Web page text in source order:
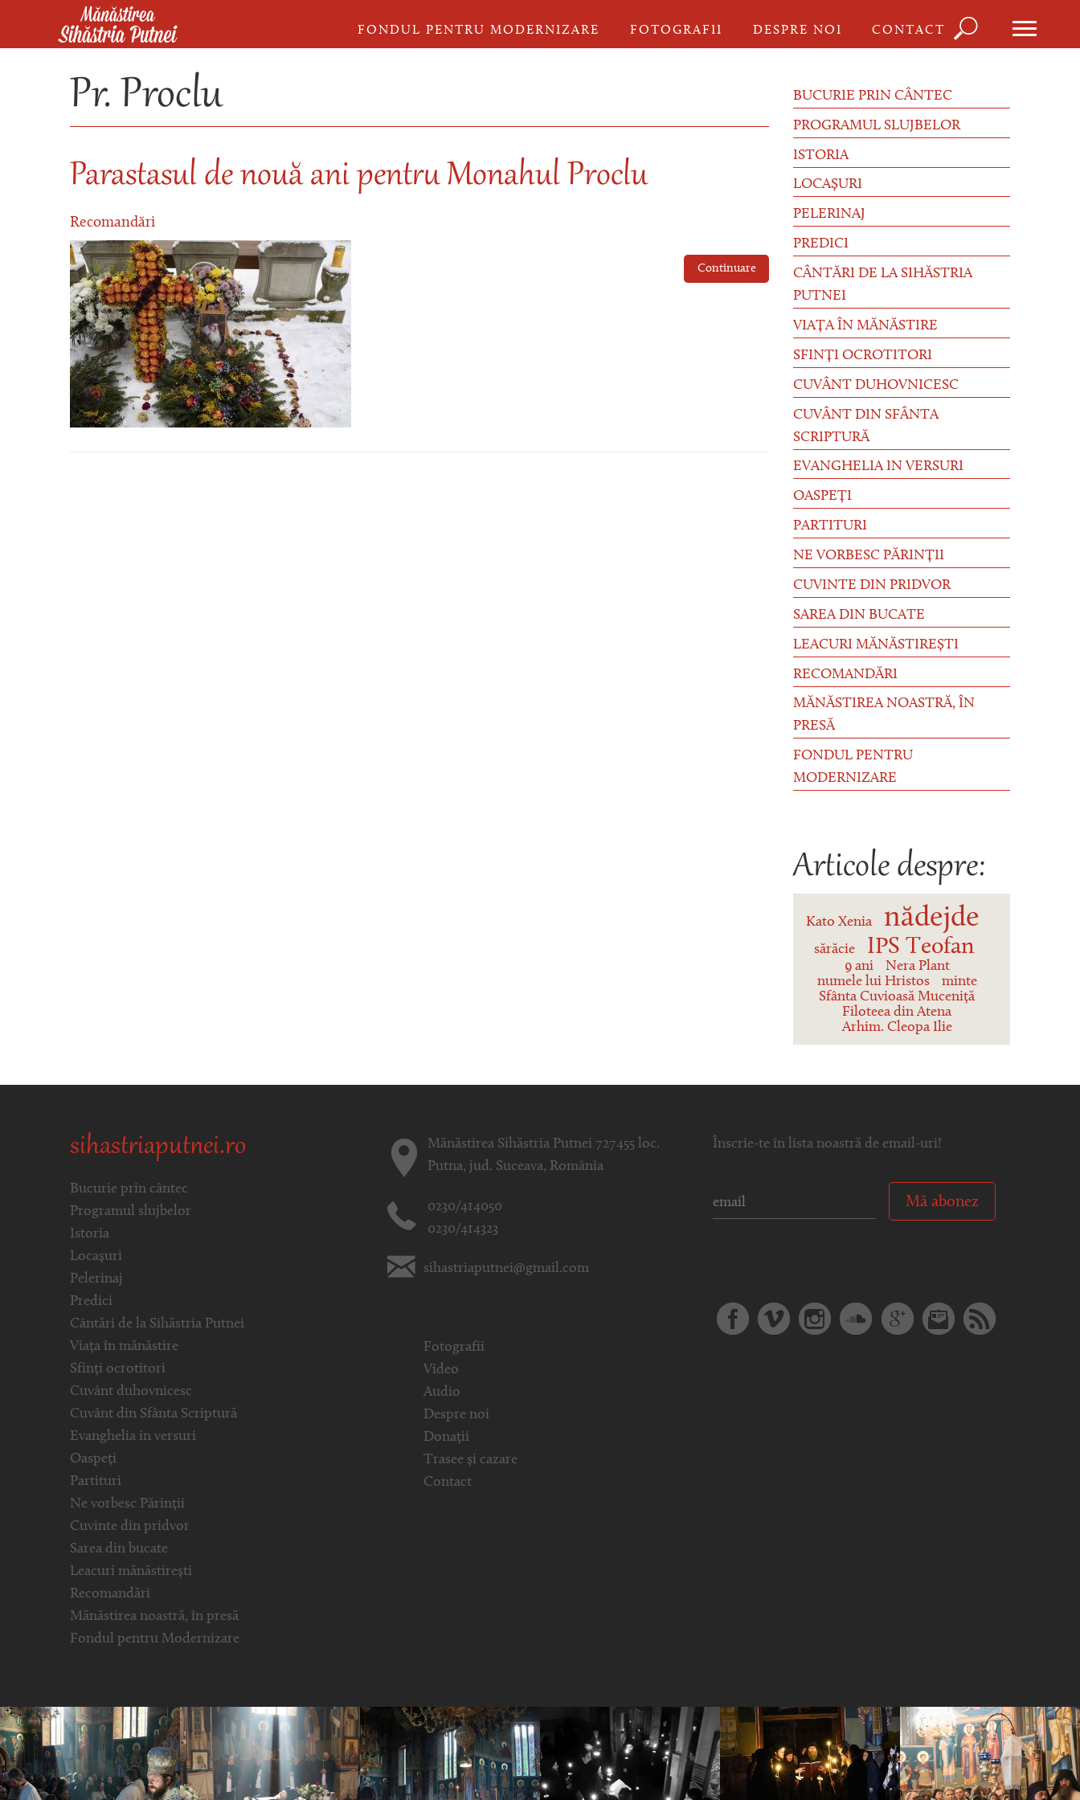
Mergi la conţinutul principal
FONDUL PENTRU MODERNIZARE FOTOGRAFII DESPRE NOI CONTACT
căutare
Pr. Proclu
Parastasul de nouă ani pentru Monahul Proclu
Recomandări
Continuare
BUCURIE PRIN CÂNTEC
PROGRAMUL SLUJBELOR
ISTORIA
LOCAȘURI
PELERINAJ
PREDICI
CÂNTĂRI DE LA SIHĂSTRIA
PUTNEI
VIAȚA ÎN MĂNĂSTIRE
SFINȚI OCROTITORI
CUVÂNT DUHOVNICESC
CUVÂNT DIN SFÂNTA
SCRIPTURĂ
EVANGHELIA IN VERSURI
OASPEȚI
PARTITURI
NE VORBESC PĂRINȚII
CUVINTE DIN PRIDVOR
SAREA DIN BUCATE
LEACURI MĂNĂSTIREȘTI
RECOMANDĂRI
MĂNĂSTIREA NOASTRĂ, ÎN
PRESĂ
FONDUL PENTRU
MODERNIZARE
Articole despre:
Kato Xenia nădejde
sărăcie IPS Teofan
9 ani
Nera Plant
numele lui Hristos
minte
Sfânta Cuvioasă Muceniță
Filoteea din Atena
Arhim. Cleopa Ilie
sihastriaputnei.ro
Bucurie prin cântec
Programul slujbelor
Istoria
Locașuri
Pelerinaj
Predici
Cântări de la Sihăstria Putnei
Viața în mănăstire
Sfinți ocrotitori
Cuvânt duhovnicesc
Cuvânt din Sfânta Scriptură
Evanghelia in versuri
Oaspeți
Partituri
Ne vorbesc Părinții
Cuvinte din pridvor
Sarea din bucate
Leacuri mănăstirești
Recomandări
Mănăstirea noastră, în presă
Fondul pentru Modernizare
Mănăstirea Sihăstria Putnei 727455 loc.
Putna, jud. Suceava, România
0230/414050
0230/414323
sihastriaputnei@gmail.com
Fotografii
Video
Audio
Despre noi
Donații
Trasee și cazare
Contact
Înscrie-te în lista noastră de email-uri!
Mă abonez